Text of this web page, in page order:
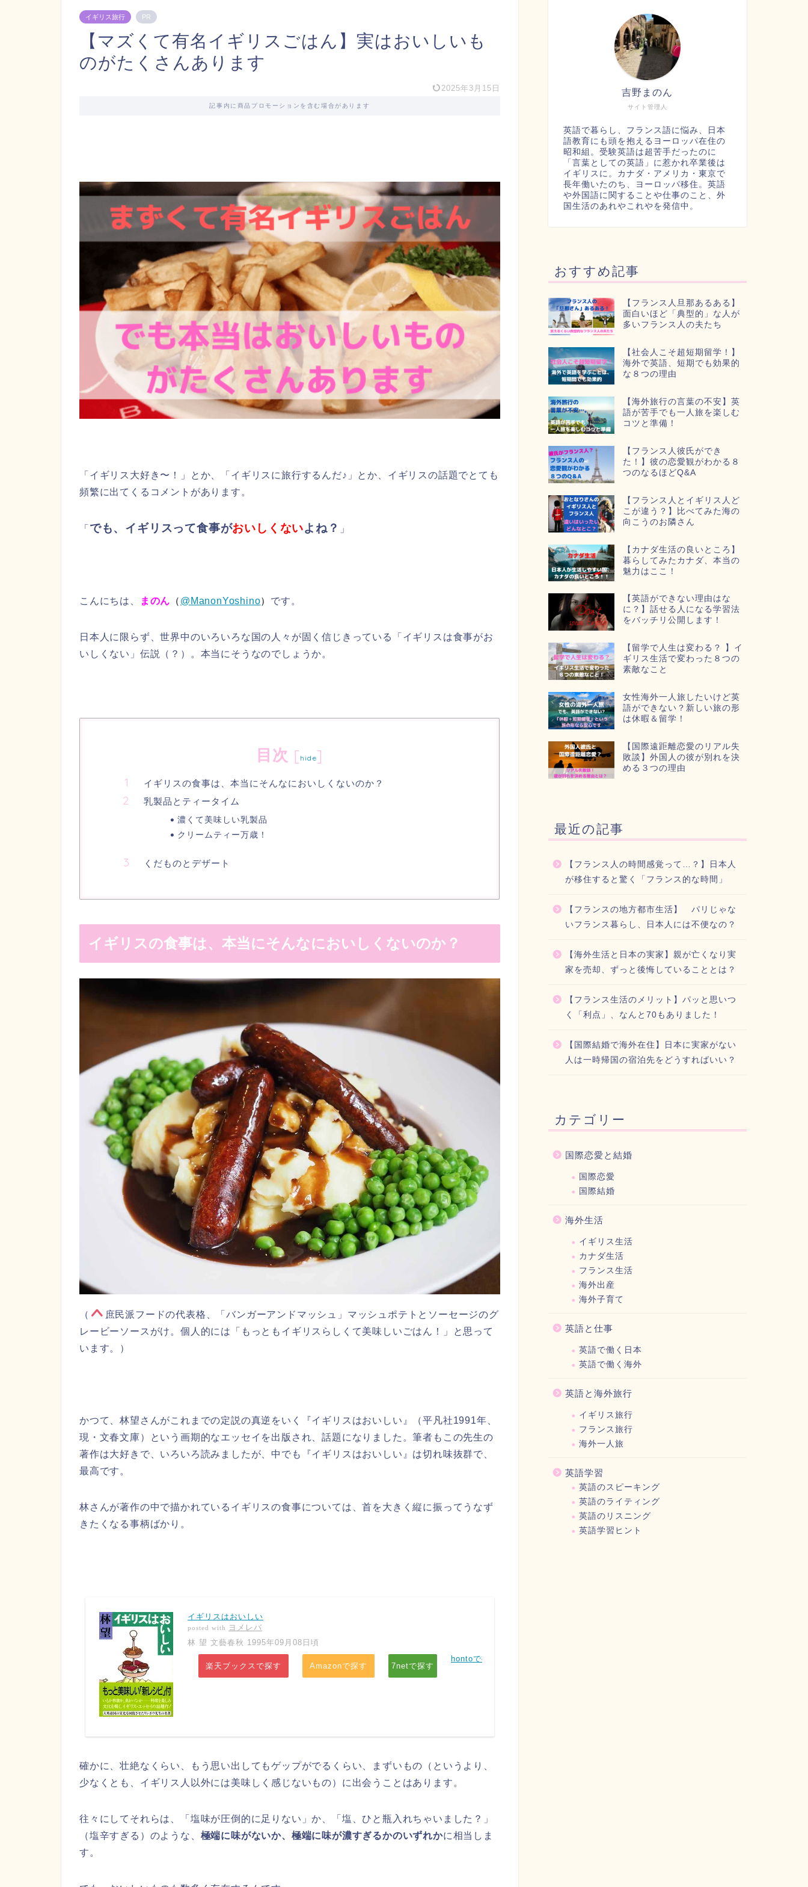
イギリス旅行 PR
【マズくて有名イギリスごはん】実はおいしいも
のがたくさんあります
2025年3月15日
記事内に商品プロモーションを含む場合があります
「イギリス大好き〜！」とか、「イギリスに旅行するんだ♪」とか、イギリスの話題でとても
頻繁に出てくるコメントがあります。
「 でも、イギリスって食事がおいしくないよね？ 」
こんにちは、 まのん （ @ManonYoshino） です。
日本人に限らず、世界中のいろいろな国の人々が固く信じきっている「イギリスは食事がお
いしくない」伝説（？）。本当にそうなのでしょうか。
目次 [ hide]
イギリスの食事は、本当にそんなにおいしくないのか？
乳製品とティータイム
濃くて美味しい乳製品
クリームティー万歳！
くだものとデザート
イギリスの食事は、本当にそんなにおいしくないのか？
（
庶民派フードの代表格、「バンガーアンドマッシュ」マッシュポテトとソーセージのグ
レービーソースがけ。個人的には「もっともイギリスらしくて美味しいごはん！」と思って
います。）
かつて、林望さんがこれまでの定説の真逆をいく『イギリスはおいしい』（平凡社1991年、
現・文春文庫）という画期的なエッセイを出版され、話題になりました。筆者もこの先生の
著作は大好きで、いろいろ読みましたが、中でも『イギリスはおいしい』は切れ味抜群で、
最高です。
林さんが著作の中で描かれているイギリスの食事については、首を大きく縦に振ってうなず
きたくなる事柄ばかり。
イギリスはおいしい
posted with
ヨメレバ
林 望 文藝春秋 1995年09月08日頃
楽天ブックスで探す Amazonで探す 7netで探す
hontoで探す
確かに、壮絶なくらい、もう思い出してもゲップがでるくらい、まずいもの（というより、
少なくとも、イギリス人以外には美味しく感じないもの）に出会うことはあります。
往々にしてそれらは、「塩味が圧倒的に足りない」か、「塩、ひと瓶入れちゃいました？」
（塩辛すぎる）のような、 極端に味がないか、極端に味が濃すぎるかのいずれかに相当しま
す。
サイト管理人
吉野まのん
英語で暮らし、フランス語に悩み、日本
語教育にも頭を抱えるヨーロッパ在住の
昭和組。受験英語は超苦手だったのに
「言葉としての英語」に惹かれ卒業後は
イギリスに。カナダ・アメリカ・東京で
長年働いたのち、ヨーロッパ移住。英語
や外国語に関することや仕事のこと、外
国生活のあれやこれやを発信中。
おすすめ記事
【フランス人旦那あるある】
面白いほど「典型的」な人が
多いフランス人の夫たち
【社会人こそ超短期留学！】
海外で英語、短期でも効果的
な８つの理由
【海外旅行の言葉の不安】英
語が苦手でも一人旅を楽しむ
コツと準備！
【フランス人彼氏ができ
た！】彼の恋愛観がわかる８
つのなるほどQ&A
【フランス人とイギリス人ど
こが違う？】比べてみた海の
向こうのお隣さん
【カナダ生活の良いところ】
暮らしてみたカナダ、本当の
魅力はここ！
【英語ができない理由はな
に？】話せる人になる学習法
をバッチリ公開します！
【留学で人生は変わる？ 】イ
ギリス生活で変わった８つの
素敵なこと
女性海外一人旅したいけど英
語ができない？新しい旅の形
は休暇＆留学！
【国際遠距離恋愛のリアル失
敗談】外国人の彼が別れを決
める３つの理由
最近の記事
【フランス人の時間感覚って…？】日本人
が移住すると驚く「フランス的な時間」
【フランスの地方都市生活】 パリじゃな
いフランス暮らし、日本人には不便なの？
【海外生活と日本の実家】親が亡くなり実
家を売却、ずっと後悔していることとは？
【フランス生活のメリット】パッと思いつ
く「利点」、なんと70もありました！
【国際結婚で海外在住】日本に実家がない
人は一時帰国の宿泊先をどうすればいい？
カテゴリー
国際恋愛と結婚
国際恋愛
国際結婚
海外生活
イギリス生活
カナダ生活
フランス生活
海外出産
海外子育て
英語と仕事
英語で働く日本
英語で働く海外
英語と海外旅行
イギリス旅行
フランス旅行
海外一人旅
英語学習
英語のスピーキング
英語のライティング
英語のリスニング
英語学習ヒント